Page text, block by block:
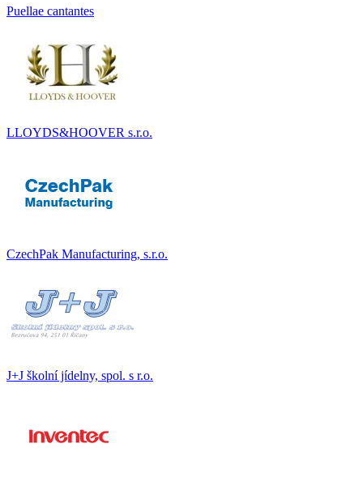
Puellae cantantes
LLOYDS&HOOVER s.r.o.
CzechPak Manufacturing, s.r.o.
J+J školní jídelny, spol. s r.o.